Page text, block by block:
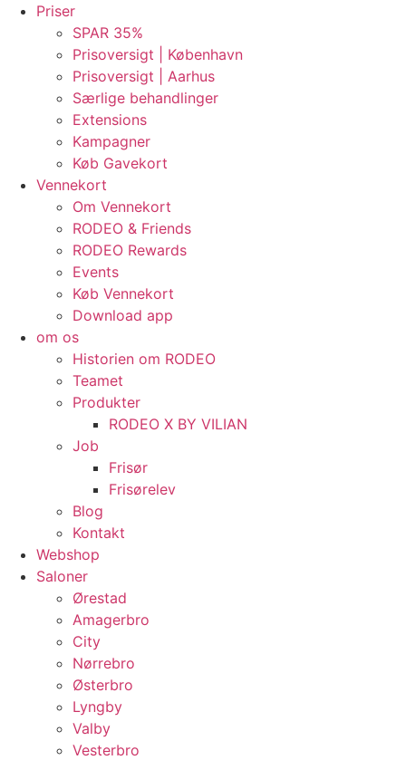
Priser
SPAR 35%
Prisoversigt | København
Prisoversigt | Aarhus
Særlige behandlinger
Extensions
Kampagner
Køb Gavekort
Vennekort
Om Vennekort
RODEO & Friends
RODEO Rewards
Events
Køb Vennekort
Download app
om os
Historien om RODEO
Teamet
Produkter
RODEO X BY VILIAN
Job
Frisør
Frisørelev
Blog
Kontakt
Webshop
Saloner
Ørestad
Amagerbro
City
Nørrebro
Østerbro
Lyngby
Valby
Vesterbro